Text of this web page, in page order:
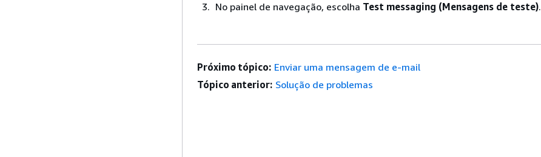
No painel de navegação, escolha Test messaging (Mensagens de teste).
Próximo tópico: Enviar uma mensagem de e-mail
Tópico anterior: Solução de problemas